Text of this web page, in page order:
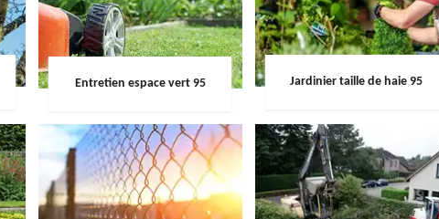
Entretien espace vert 95 Jardinier taille de haie 95